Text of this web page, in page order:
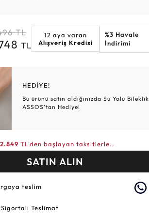
TL
TL
12 aya varan
Alışveriş Kredisi
%3 Havale
İndirimi
HEDİYE!
Bu ürünü satın aldığınızda Su Yolu Bileklik
ASSOS’tan Hediye!
TL'den başlayan taksitlerle..
SATIN ALIN
teslim
Teslimat